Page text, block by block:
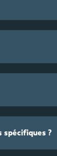
spécifiques ?